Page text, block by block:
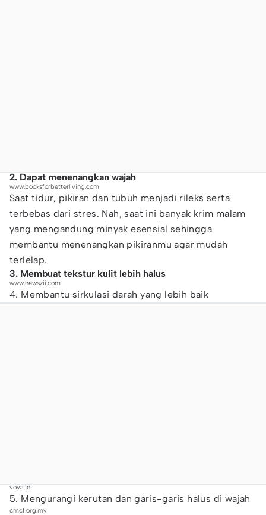
2. Dapat menenangkan wajah
www.booksforbetterliving.com
Saat tidur, pikiran dan tubuh menjadi rileks serta
terbebas dari stres. Nah, saat ini banyak krim malam
yang mengandung minyak esensial sehingga
membantu menenangkan pikiranmu agar mudah
terlelap.
3. Membuat tekstur kulit lebih halus
www.newszii.com
4. Membantu sirkulasi darah yang lebih baik
voya.ie
5. Mengurangi kerutan dan garis-garis halus di wajah
cmcf.org.my